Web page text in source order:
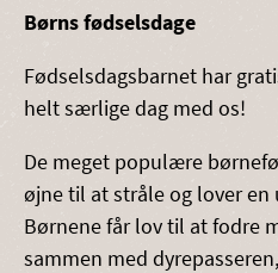
Børns fødselsdage
Fødselsdagsbarnet har
helt særlige dag med os!
De meget populære
øjne til at stråle og lover
Børnene får lov til at fodre
sammen med